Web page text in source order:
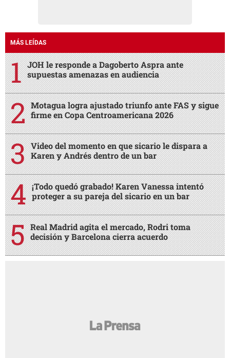
MÁS LEÍDAS
JOH le responde a Dagoberto Aspra ante
supuestas amenazas en audiencia
Motagua logra ajustado triunfo ante FAS y sigue
firme en Copa Centroamericana 2026
Video del momento en que sicario le dispara a
Karen y Andrés dentro de un bar
¡Todo quedó grabado! Karen Vanessa intentó
proteger a su pareja del sicario en un bar
Real Madrid agita el mercado, Rodri toma
decisión y Barcelona cierra acuerdo